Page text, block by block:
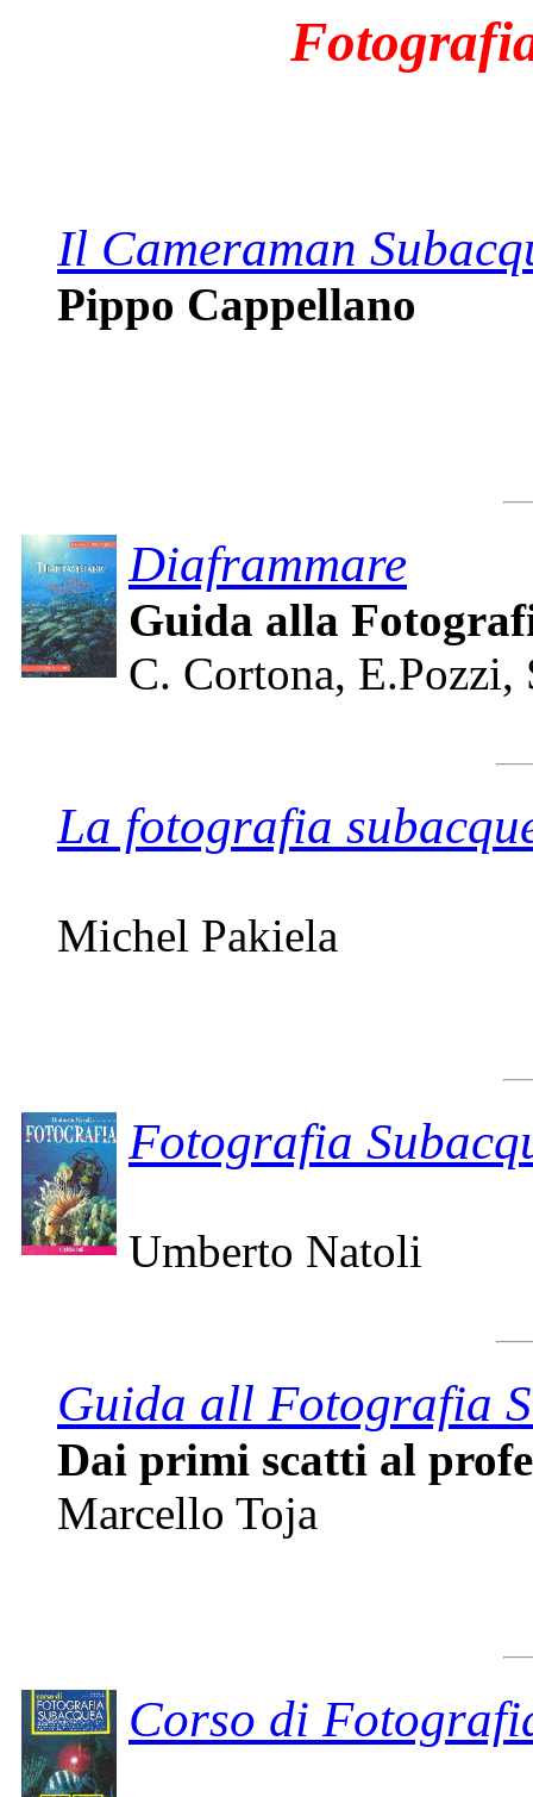
Il Cameraman
Pippo Cappellano
Diaframmare
Guida alla
C. Cortona, E.Pozzi,
La fotografia
Michel Pakiela
Fotografia
Umberto Natoli
Guida all Fotografia
Dai primi scatti al
Marcello Toja
Corso di